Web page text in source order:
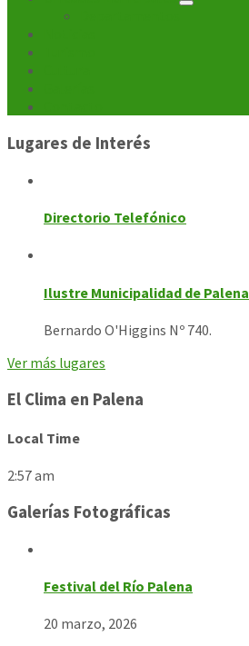
Lugares de Interés
Directorio Telefónico
Ilustre Municipalidad de Palena
Bernardo O'Higgins Nº 740.
Ver más lugares
El Clima en Palena
Local Time
2:57 am
Galerías Fotográficas
Festival del Río Palena
20 marzo, 2026